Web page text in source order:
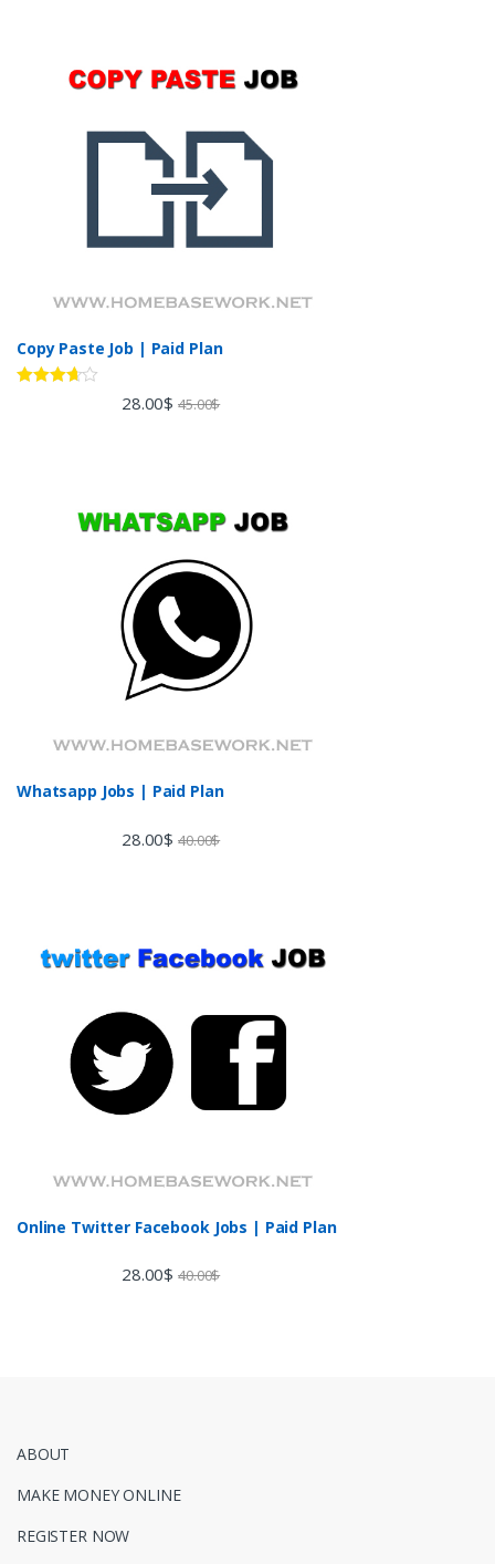
Copy Paste Job | Paid Plan
28.00$ 45.00$
Whatsapp Jobs | Paid Plan
28.00$ 40.00$
Online Twitter Facebook Jobs | Paid Plan
28.00$ 40.00$
ABOUT
MAKE MONEY ONLINE
REGISTER NOW